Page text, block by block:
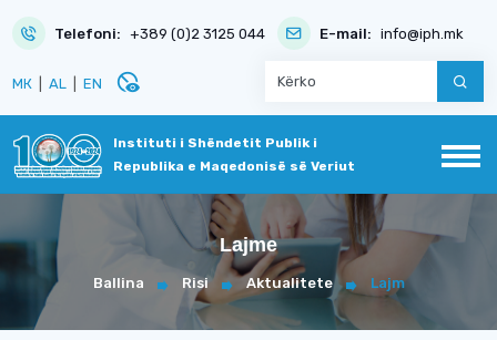
Telefoni: +389 (0)2 3125 044 E-mail: info@iph.mk
МК AL EN disabled_visible
Instituti i Shëndetit Publik i
Republika e Maqedonisë së Veriut
Lajme
Ballina Risi Aktualitete Lajm